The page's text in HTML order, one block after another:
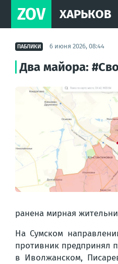
ZOV ХАРЬКОВ
ПАБЛИКИ 6 июня 2026, 08:44
Два майора:
ранена мирная
На Сумском
противник предпринял
в Иволжанском,